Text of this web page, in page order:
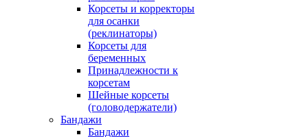
Корсеты и корректоры
для осанки
(реклинаторы)
Корсеты для
беременных
Принадлежности к
корсетам
Шейные корсеты
(головодержатели)
Бандажи
Бандажи